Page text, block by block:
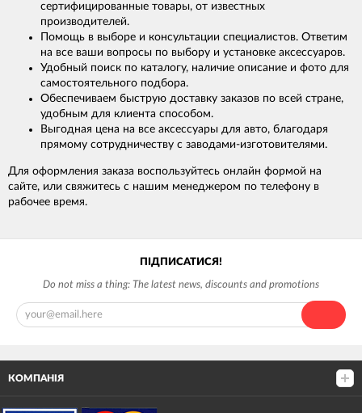
сертифицированные товары, от известных
производителей.
Помощь в выборе и консультации специалистов. Ответим
на все ваши вопросы по выбору и установке аксессуаров.
Удобный поиск по каталогу, наличие описание и фото для
самостоятельного подбора.
Обеспечиваем быструю доставку заказов по всей стране,
удобным для клиента способом.
Выгодная цена на все аксессуары для авто, благодаря
прямому сотрудничеству с заводами-изготовителями.
Для оформления заказа воспользуйтесь онлайн формой на
сайте, или свяжитесь с нашим менеджером по телефону в
рабочее время.
ПІДПИСАТИСЯ!
Do not miss a thing: The latest news, discounts and promotions
КОМПАНІЯ